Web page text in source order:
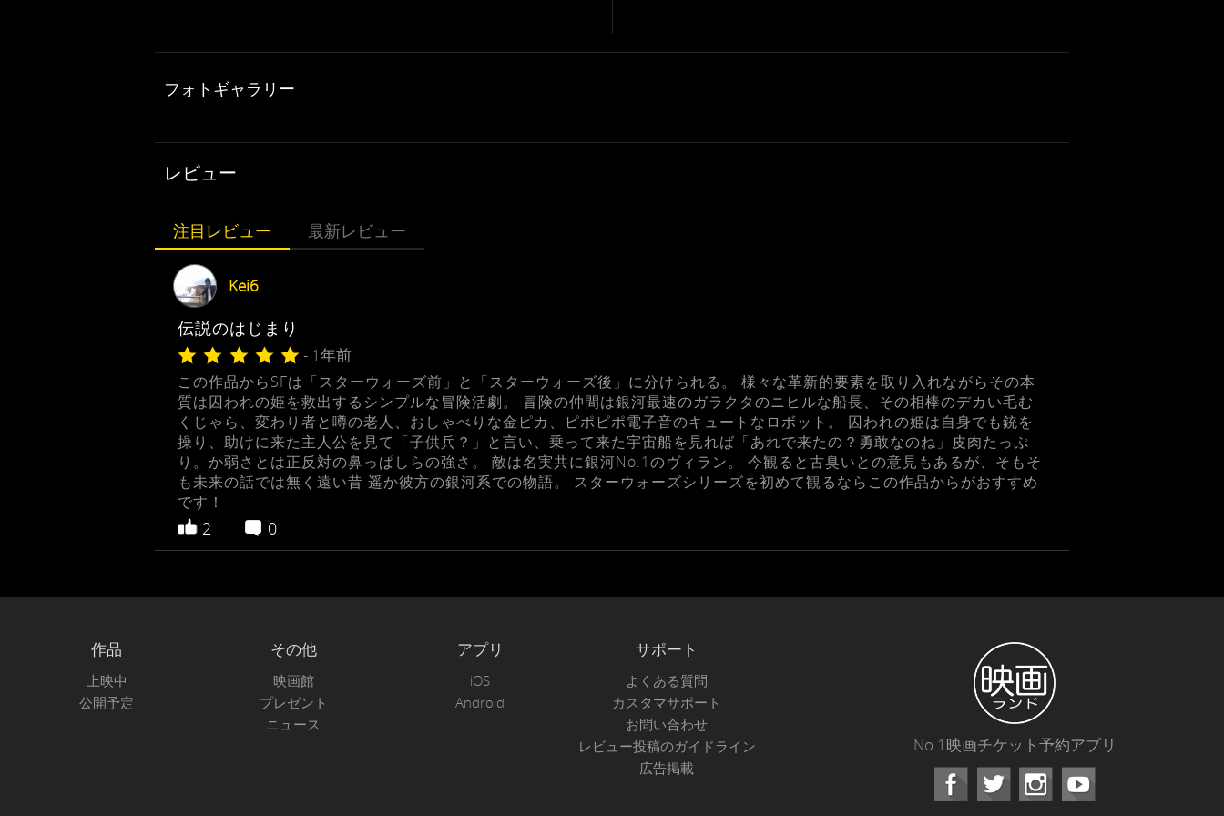
フォトギャラリー
レビュー
注目レビュー 最新レビュー
Kei6
伝説のはじまり
- 1年前
この作品からSFは「スターウォーズ前」と「スターウォーズ後」に分けられる。 様々な革新的要素を取り入れながらその本
質は囚われの姫を救出するシンプルな冒険活劇。 冒険の仲間は銀河最速のガラクタのニヒルな船長、その相棒のデカい毛む
くじゃら、変わり者と噂の老人、おしゃべりな金ピカ、ピポピポ電子音のキュートなロボット。 囚われの姫は自身でも銃を
操り、助けに来た主人公を見て「子供兵？」と言い、乗って来た宇宙船を見れば「あれで来たの？勇敢なのね」皮肉たっぷ
り。か弱さとは正反対の鼻っぱしらの強さ。 敵は名実共に銀河No.1のヴィラン。 今観ると古臭いとの意見もあるが、そもそ
も未来の話では無く遠い昔 遥か彼方の銀河系での物語。 スターウォーズシリーズを初めて観るならこの作品からがおすすめ
です！
2 0
作品
上映中
公開予定
その他
映画館
プレゼント
ニュース
アプリ
iOS
Android
サポート
よくある質問
カスタマサポート
お問い合わせ
レビュー投稿のガイドライン
広告掲載
No.1映画チケット予約アプリ
Facebook Instagram